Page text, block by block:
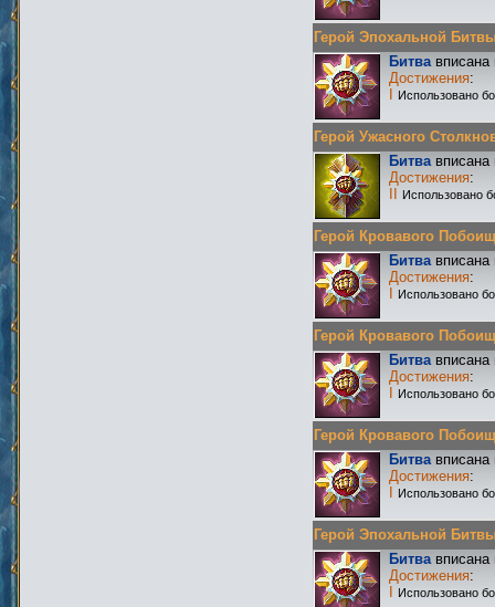
Герой Эпохальной
Битвавписана
Достижения:
Использовано
Герой Ужасного
Битвавписана
Достижения:
Использовано
Герой Кровавого
Битвавписана
Достижения:
Использовано
Герой Кровавого
Битвавписана
Достижения:
Использовано
Герой Кровавого
Битвавписана
Достижения:
Использовано
Герой Эпохальной
Битвавписана
Достижения:
Использовано